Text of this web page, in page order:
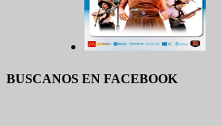
BUSCANOS EN FACEBOOK